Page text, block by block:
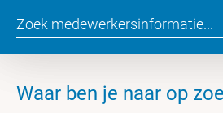
Waar ben je naar op